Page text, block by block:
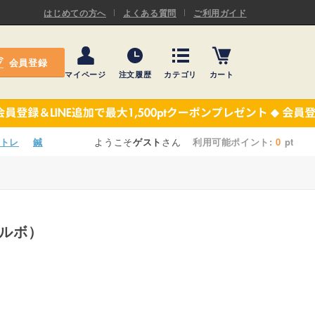
はじめての方へ よくある質問 ご利用ガイド
会員登録
マイページ 注文履歴 カテゴリ
ASキネシオロジーテープ
カート
レ 鍼 ようこそゲスト さん 利用可能ポイント:0 pt
ボ）
機材・機材消耗品
テーピング
施術ベッド・マクラ